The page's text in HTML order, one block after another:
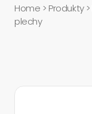
Home > Produkty>
plechy